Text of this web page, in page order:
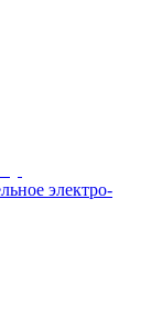
электро-